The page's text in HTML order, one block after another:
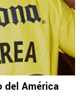
del América